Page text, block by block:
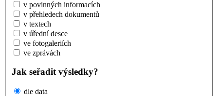
v povinných informacích
v přehledech dokumentů
v textech
v úřední desce
ve fotogaleriích
ve zprávách
Jak seřadit výsledky?
dle data